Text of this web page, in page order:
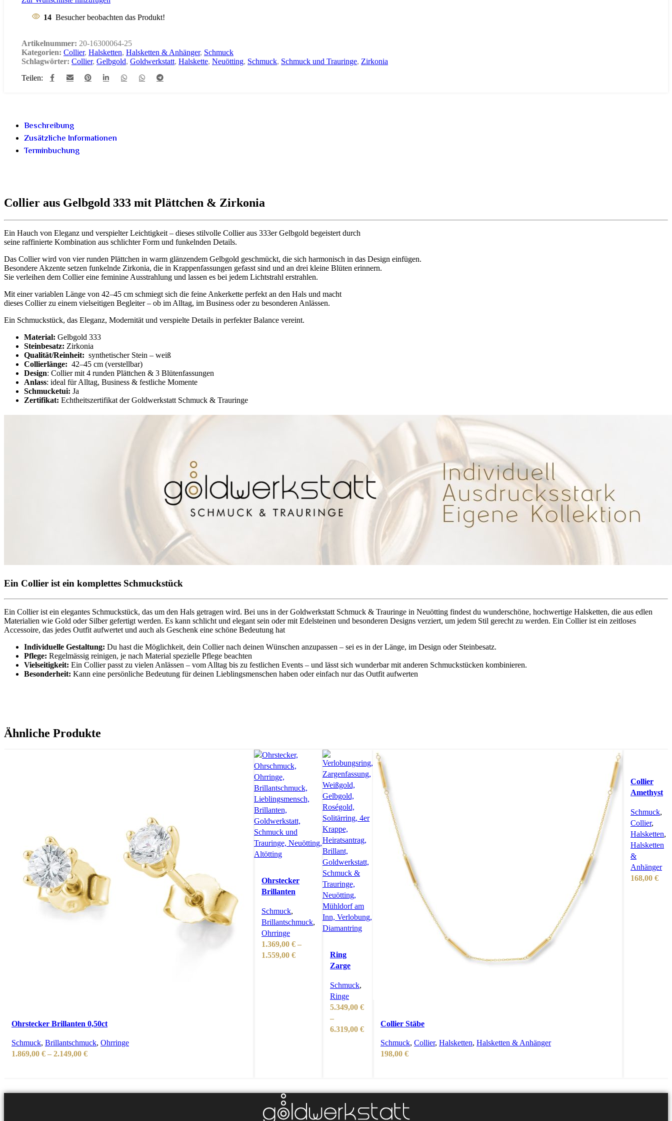
14 Besucher beobachten das Produkt!
Artikelnummer: 20-16300064-25
Kategorien: Collier, Halsketten, Halsketten & Anhänger, Schmuck
Schlagwörter: Collier, Gelbgold, Goldwerkstatt, Halskette, Neuötting, Schmuck, Schmuck und Trauringe, Zirkonia
Teilen:
Beschreibung
Zusätzliche Informationen
Terminbuchung
Collier aus Gelbgold 333 mit Plättchen & Zirkonia
Ein Hauch von Eleganz und verspielter Leichtigkeit – dieses stilvolle Collier aus 333er Gelbgold begeistert durch
seine raffinierte Kombination aus schlichter Form und funkelnden Details.
Das Collier wird von vier runden Plättchen in warm glänzendem Gelbgold geschmückt, die sich harmonisch in das Design einfügen.
Besondere Akzente setzen funkelnde Zirkonia, die in Krappenfassungen gefasst sind und an drei kleine Blüten erinnern.
Sie verleihen dem Collier eine feminine Ausstrahlung und lassen es bei jedem Lichtstrahl erstrahlen.
Mit einer variablen Länge von 42–45 cm schmiegt sich die feine Ankerkette perfekt an den Hals und macht
dieses Collier zu einem vielseitigen Begleiter – ob im Alltag, im Business oder zu besonderen Anlässen.
Ein Schmuckstück, das Eleganz, Modernität und verspielte Details in perfekter Balance vereint.
Material: Gelbgold 333
Steinbesatz: Zirkonia
Qualität/Reinheit: synthetischer Stein – weiß
Collierlänge: 42–45 cm (verstellbar)
Design: Collier mit 4 runden Plättchen & 3 Blütenfassungen
Anlass: ideal für Alltag, Business & festliche Momente
Schmucketui: Ja
Zertifikat: Echtheitszertifikat der Goldwerkstatt Schmuck & Trauringe
Ein Collier ist ein komplettes Schmuckstück
Ein Collier ist ein elegantes Schmuckstück, das um den Hals getragen wird. Bei uns in der Goldwerkstatt Schmuck & Trauringe in Neuötting findest du wunderschöne, hochwertige Halsketten, die aus edlen
Materialien wie Gold oder Silber gefertigt werden. Es kann schlicht und elegant sein oder mit Edelsteinen und besonderen Designs verziert, um jedem Stil gerecht zu werden. Ein Collier ist ein zeitloses
Accessoire, das jedes Outfit aufwertet und auch als Geschenk eine schöne Bedeutung hat
Individuelle Gestaltung: Du hast die Möglichkeit, dein Collier nach deinen Wünschen anzupassen – sei es in der Länge, im Design oder Steinbesatz.
Pflege: Regelmässig reinigen, je nach Material spezielle Pflege beachten
Vielseitigkeit: Ein Collier passt zu vielen Anlässen – vom Alltag bis zu festlichen Events – und lässt sich wunderbar mit anderen Schmuckstücken kombinieren.
Besonderheit: Kann eine persönliche Bedeutung für deinen Lieblingsmenschen haben oder einfach nur das Outfit aufwerten
Ähnliche Produkte
Ohrstecker Brillanten 0,50ct
Schmuck, Brillantschmuck, Ohrringe
1.869,00 € – 2.149,00 €Preisspanne:
Ohrstecker
Brillanten
Schmuck,
Brillantschmuck,
Ohrringe
1.369,00 € –
1.559,00 €Preisspanne:Ring
Zarge
Schmuck,
Ringe
5.349,00 €
–
6.319,00 €Preisspanne:
5.349,00 €
Collier Stäbe
Schmuck, Collier, Halsketten, Halsketten & Anhänger
198,00 €
Collier
Amethyst
Turmalin
Schmuck,
Collier,
Halsketten,
Halsketten
&
Anhänger
168,00 €